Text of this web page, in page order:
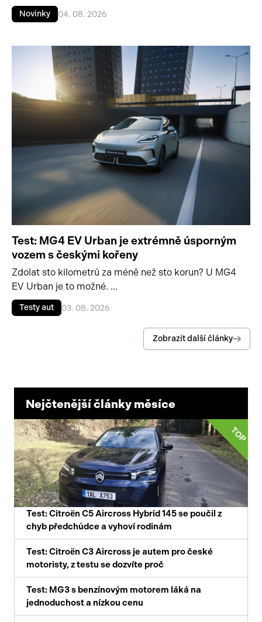
Novinky 04. 08. 2026
Test: MG4 EV Urban je extrémně úsporným
vozem s českými kořeny
Zdolat sto kilometrů za méně než sto korun? U MG4
EV Urban je to možné. ...
Testy aut 03. 08. 2026
Zobrazit další články
Nejčtenější články měsíce
TOP
Test: Citroën C5 Aircross Hybrid 145 se poučil z
chyb předchůdce a vyhoví rodinám
Test: Citroën C3 Aircross je autem pro české
motoristy, z testu se dozvíte proč
Test: MG3 s benzínovým motorem láká na
jednoduchost a nízkou cenu